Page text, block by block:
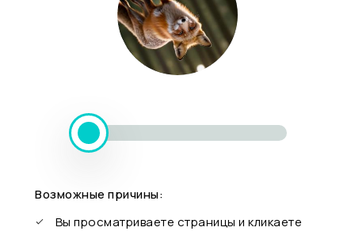
Возможные причины:
Вы просматриваете страницы и кликаете